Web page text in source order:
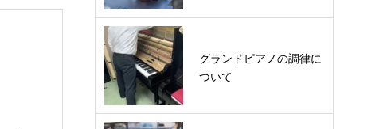
グランドピアノの調律に
ついて